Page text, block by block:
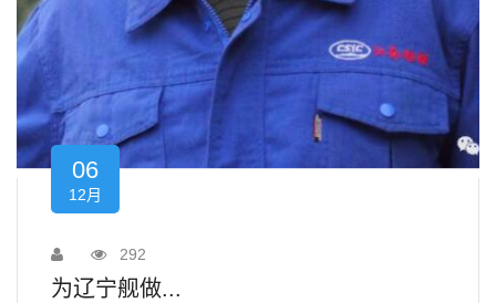
06
12月
292
为辽宁舰做...